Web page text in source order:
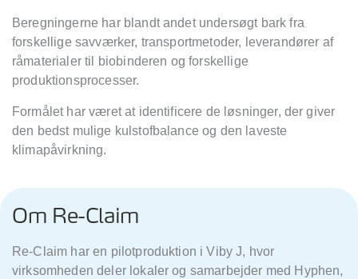
Beregningerne har blandt andet undersøgt bark fra
forskellige savværker, transportmetoder, leverandører af
råmaterialer til biobinderen og forskellige
produktionsprocesser.
Formålet har været at identificere de løsninger, der giver
den bedst mulige kulstofbalance og den laveste
klimapåvirkning.
Om Re-Claim
Re-Claim har en pilotproduktion i Viby J, hvor
virksomheden deler lokaler og samarbejder med Hyphen,